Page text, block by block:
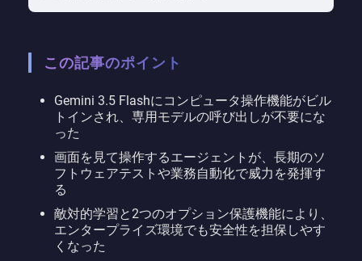
この記事のポイント
Gemini 3.5 Flashにコンピュータ操作機能がビル
トインされ、専用モデルの呼び出しが不要にな
った
画面を見て操作するエージェントが、長期のソ
フトウェアテストや業務自動化で威力を発揮す
る
敵対的学習と2つのオプション保護機能により、
エンタープライズ環境でも安全性を担保しやす
くなった